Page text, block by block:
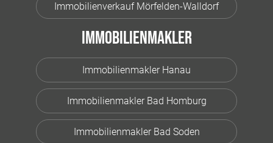
Immobilienverkauf Mörfelden-Walldorf
Immobilienmakler
Immobilienmakler Hanau
Immobilienmakler Bad Homburg
Immobilienmakler Bad Soden